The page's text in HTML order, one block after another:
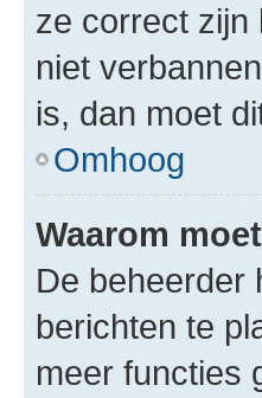
ze correct zijn
niet
is, dan moet
Omhoog
Waarom
De beheerder
berichten te
meer functies